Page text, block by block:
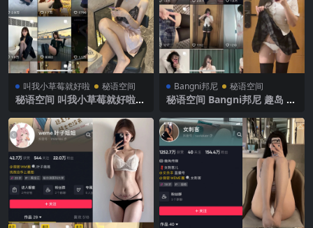
叫我小草莓就好啦 秘语空间
秘语空间 叫我小草莓就好啦
25年最新完整版
Bangni邦尼 秘语空间
秘语空间 Bangni邦尼 趣岛 N
完整版